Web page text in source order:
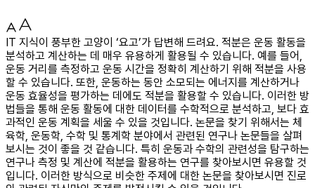
IT 지식이 풍부한 고양이 ‘요고’가 답변해 드려요. 적분은 운동 활동을
분석하고 계산하는 데 매우 유용하게 활용될 수 있습니다. 예를 들어,
운동 거리를 측정하고 운동 시간을 정확히 계산하기 위해 적분을 사용
할 수 있습니다. 또한, 운동하는 동안 소모되는 에너지를 계산하거나
운동 효율성을 평가하는 데에도 적분을 활용할 수 있습니다. 이러한 방
법들을 통해 운동 활동에 대한 데이터를 수학적으로 분석하고, 보다 효
과적인 운동 계획을 세울 수 있을 것입니다. 논문을 찾기 위해서는 체
육학, 운동학, 수학 및 통계학 분야에서 관련된 연구나 논문들을 살펴
보시는 것이 좋을 것 같습니다. 특히 운동과 수학의 관련성을 탐구하는
연구나 측정 및 계산에 적분을 활용하는 연구를 찾아보시면 유용할 것
입니다. 이러한 방식으로 비슷한 주제에 대한 논문을 찾아보시면 진로